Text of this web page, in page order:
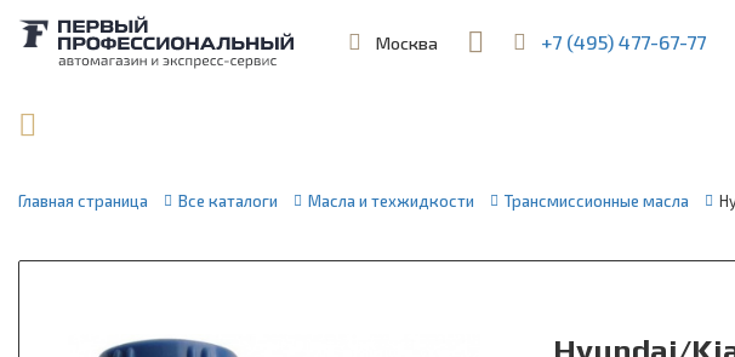
Москва ул. Шереметьевская, 45Б
+7 (495) 477-67-77
Главная страница Все каталоги Масла и техжидкости Трансмиссионные масла